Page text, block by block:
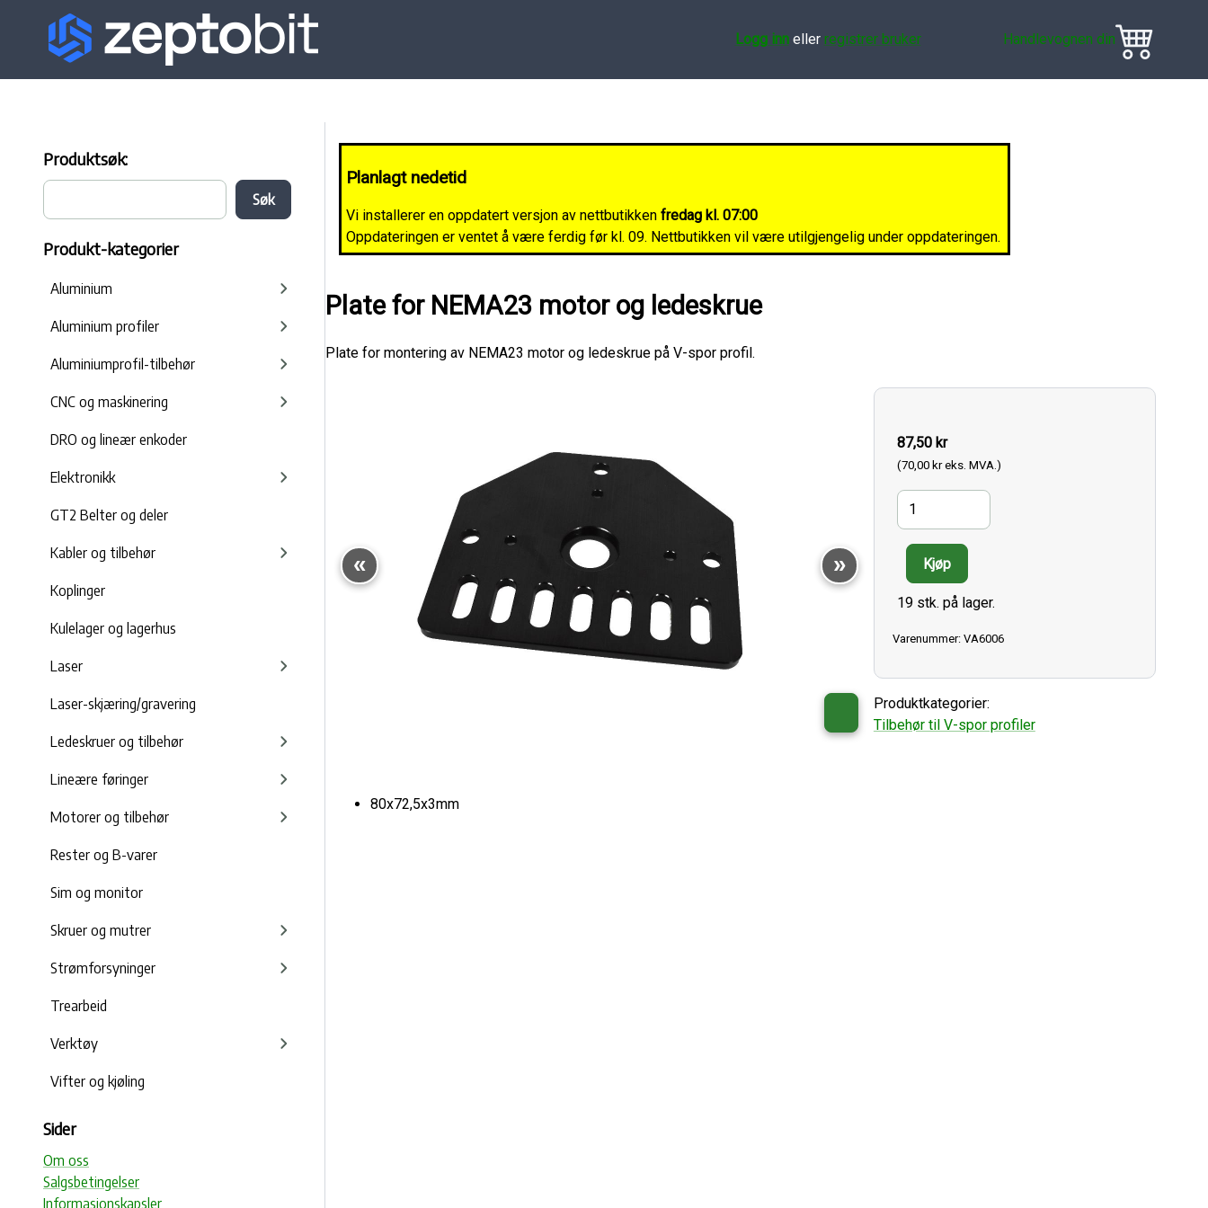
Logg inneller registrer bruker Handlevognen din
Produktsøk:
Produkt-kategorier
Aluminium
Aluminium profiler
Aluminiumprofil-tilbehør
CNC og maskinering
DRO og lineær enkoder
Elektronikk
GT2 Belter og deler
Kabler og tilbehør
Koplinger
Kulelager og lagerhus
Laser
Laser-skjæring/gravering
Ledeskruer og tilbehør
Lineære føringer
Motorer og tilbehør
Rester og B-varer
Sim og monitor
Skruer og mutrer
Strømforsyninger
Trearbeid
Verktøy
Vifter og kjøling
Sider
Om oss
Salgsbetingelser
Informasjonskapsler
Planlagt nedetid
Vi installerer en oppdatert versjon av nettbutikken fredag kl. 07:00
Oppdateringen er ventet å være ferdig før kl. 09. Nettbutikken vil være utilgjengelig under oppdateringen.
Plate for NEMA23 motor og ledeskrue
Plate for montering av NEMA23 motor og ledeskrue på V-spor profil.
87,50 kr
(70,00 kr eks. MVA.)
19 stk. på lager.
Varenummer: VA6006
Produktkategorier:
Tilbehør til V-spor profiler
80x72,5x3mm